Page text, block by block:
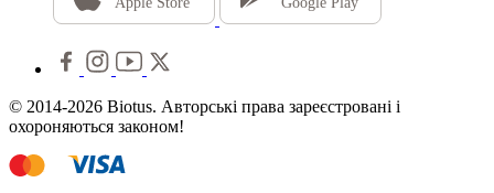
© 2014-2026 Biotus. Авторські права зареєстровані і
охороняються законом!